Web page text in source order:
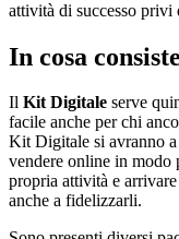
attività di successo privi
In cosa
Il Kit Digitale serve
facile anche per chi
Kit Digitale si avranno
vendere online in modo
propria attività e
anche a fidelizzarli.